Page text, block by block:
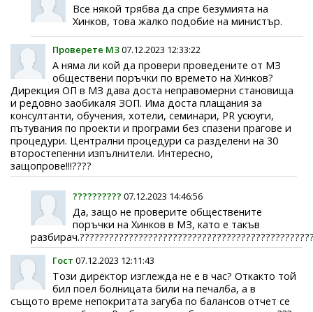
Все някой трябва да спре безумията на
Хинков, това жалко подобие на министър.
Проверете МЗ07.12.2023 12:33:22
А няма ли кой да провери проведените от МЗ
обществени поръчки по времето на Хинков?
Дирекция ОП в МЗ дава доста неправомерни становища
и редовно заобикаля ЗОП. Има доста плащания за
консултанти, обучения, хотели, семинари, PR усюуги,
пътувания по проекти и програми без спазени прагове и
процедури. Централни процедури са разделени на 30
второстепенни изпълнители. Интересно,
защопрове!!!????
?????????? 07.12.2023 14:46:56
Да, защо не проверите обществените
поръчки на Хинков в МЗ, като е такъв
Гост 07.12.2023 12:11:43
Този директор изглежда не е в час? Откакто той
бил поел болницата били на печалба, а в
същото време непокритата загуба по балансов отчет се